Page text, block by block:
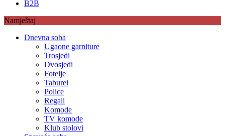
B2B
Namještaj
Dnevna soba
Ugaone garniture
Trosjedi
Dvosjedi
Fotelje
Taburei
Police
Regali
Komode
TV komode
Klub stolovi